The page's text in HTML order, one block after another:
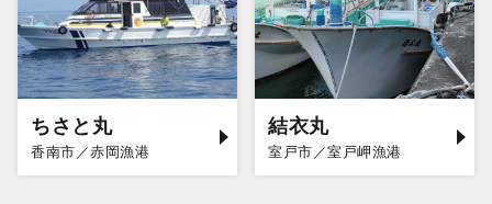
ちさと丸
香南市／赤岡漁港
結衣丸
室戸市／室戸岬漁港